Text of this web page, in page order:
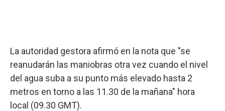
La autoridad gestora afirmó en la nota que "se
reanudarán las maniobras otra vez cuando el nivel
del agua suba a su punto más elevado hasta 2
metros en torno a las 11.30 de la mañana" hora
local (09.30 GMT).